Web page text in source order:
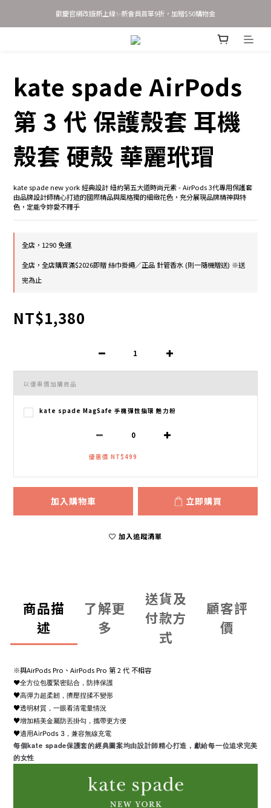
歡慶官網改版新上線✨新會員首單9折，加贈$50購物金
歡慶官網改版新上線✨新會員首單9折，加贈$50購物金
新會員 立即輸入優惠碼 JOINSASABELLA 享首單9折優惠！
歡慶官網改版新上線✨新會員首單9折，加贈$50購物金
kate spade AirPods
第 3 代 保護殼套 耳機
殼套 硬殼 華麗玳瑁
kate spade new york 經典設計 紐約第五大道時尚元素 - AirPods 3代專用保護套
由品牌設計師精心打造的國際精品與風格獨的細緻花色，充分展現品牌精神與特
色，定能令妳愛不釋手
全店，1290 免運
全店，全店購買滿$2026即贈 絲巾掛繩／正品 針管香水 (則一隨機贈送) ※送
完為止
NT$1,380
以優惠價加購商品
kate spade MagSafe 手機彈性指環 魅力粉
優惠價 NT$499
加入購物車 立即購買
加入追蹤清單
商品描
述
了解更
多
送貨及
付款方
式
顧客評
價
※與AirPods Pro、AirPods Pro 第 2 代 不相容
♥全方位包覆緊密貼合，防摔保護
♥高彈力超柔韌，擠壓捏揉不變形
♥透明材質，一眼看清電量情況
♥增加精美金屬防丟掛勾，攜帶更方便
♥適用AirPods 3，兼容無線充電
每個kate spade保護套的經典圖案均由設計師精心打造，獻給每一位追求完美
的女性